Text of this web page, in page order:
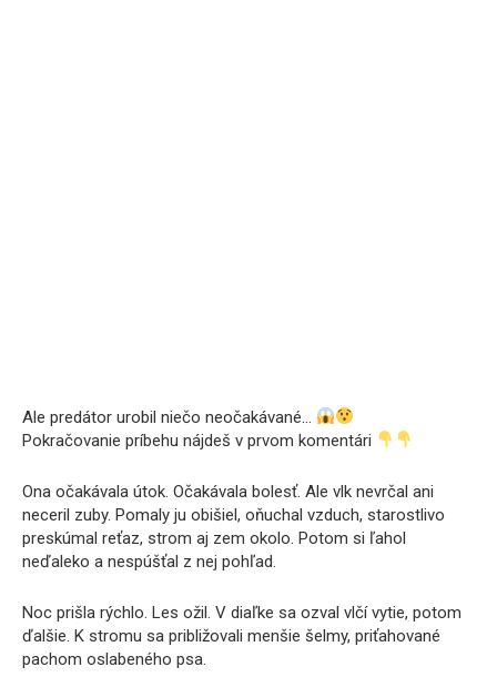
Ale predátor urobil niečo neočakávané…
Pokračovanie príbehu nájdeš v prvom komentári
Ona očakávala útok. Očakávala bolesť. Ale vlk nevrčal ani
neceril zuby. Pomaly ju obišiel, oňuchal vzduch, starostlivo
preskúmal reťaz, strom aj zem okolo. Potom si ľahol
neďaleko a nespúšťal z nej pohľad.
Noc prišla rýchlo. Les ožil. V diaľke sa ozval vlčí vytie, potom
ďalšie. K stromu sa približovali menšie šelmy, priťahované
pachom oslabeného psa.